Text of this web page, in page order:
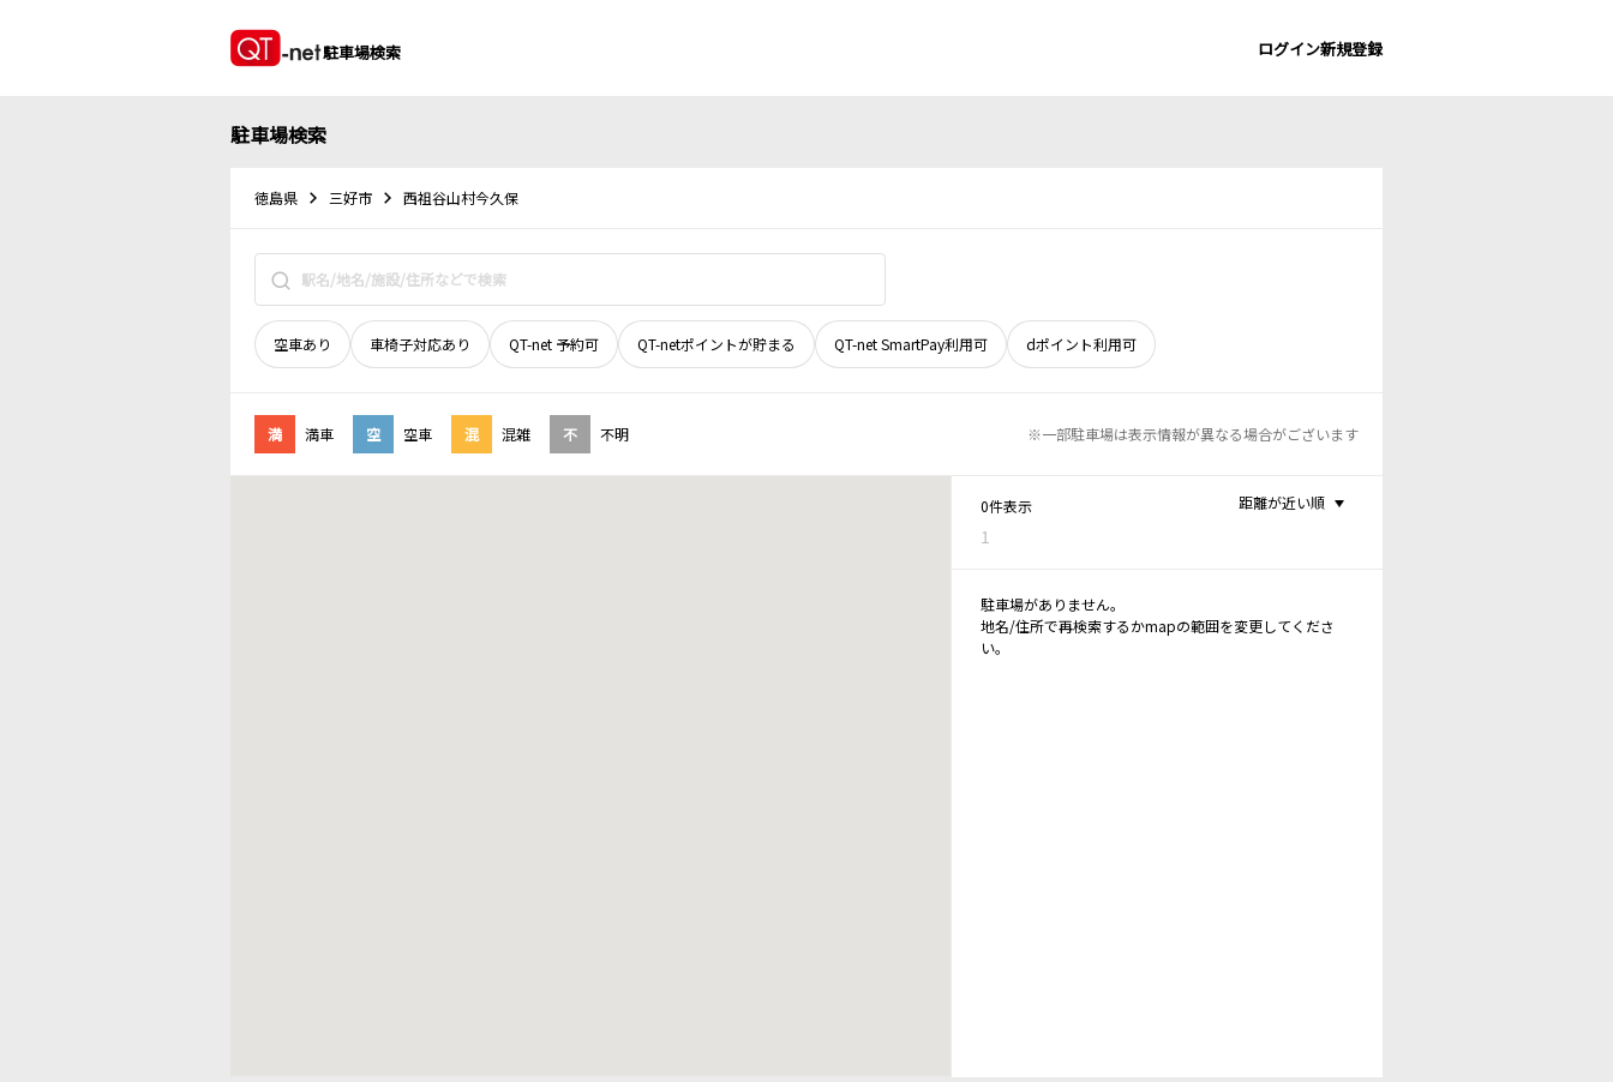
駐車場検索 ログイン新規登録
駐車場検索
徳島県 三好市 西祖谷山村今久保
空車あり 車椅子対応あり QT-net 予約可 QT-netポイントが貯まる QT-net SmartPay利用可 dポイント利用可
満 満車 空 空車 混 混雑 不 不明 ※一部駐車場は表示情報が異なる場合がございます
0件表示
1
距離が近い順
駐車場がありません。
地名/住所で再検索するかmapの範囲を変更してくださ
い。